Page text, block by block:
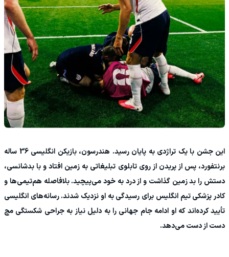
این جشن با یک تراژدی به پایان رسید. هندرسون، بازیکن انگلیسی 36 ساله
برنتفورد، پس از پریدن از روی تابلوی تبلیغاتی به زمین افتاد و با بدشانسی،
دستش را بد زمین گذاشت و از درد به خود می‌پیچید. بلافاصله هم‌تیمی‌ها و
کادر پزشکی تیم انگلیس برای رسیدگی به او نزدیک شدند. رسانه‌های انگلیسی
تأیید کرده‌اند که او ادامه جام جهانی را به دلیل نیاز به جراحی شکستگی مچ
دست از دست می‌دهد.